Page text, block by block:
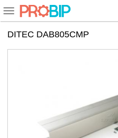
Voir
ou
cacher
navigation
DITEC DAB805CMP
On vous présente nos cookies !